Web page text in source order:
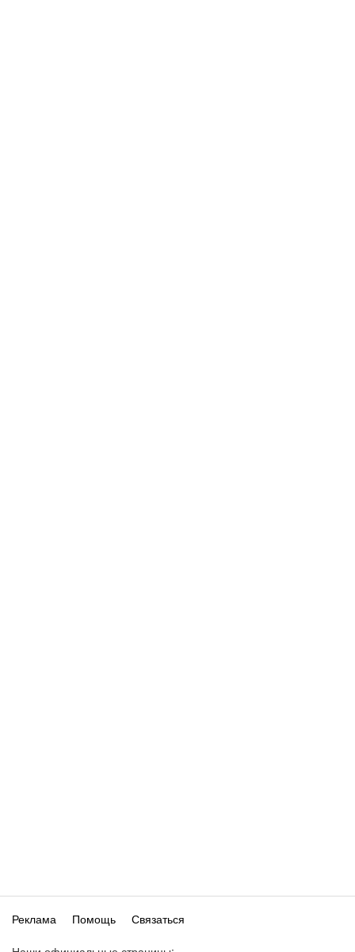
Реклама Помощь Связаться